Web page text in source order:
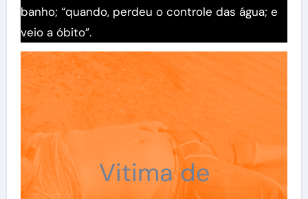
banho; “quando, perdeu o controle das água; e
veio a óbito”.
Vitima de